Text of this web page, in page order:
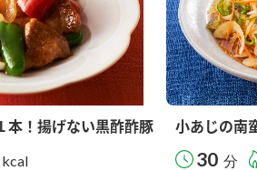
本！揚げない黒酢酢豚
kcal
小あじの南
30 分